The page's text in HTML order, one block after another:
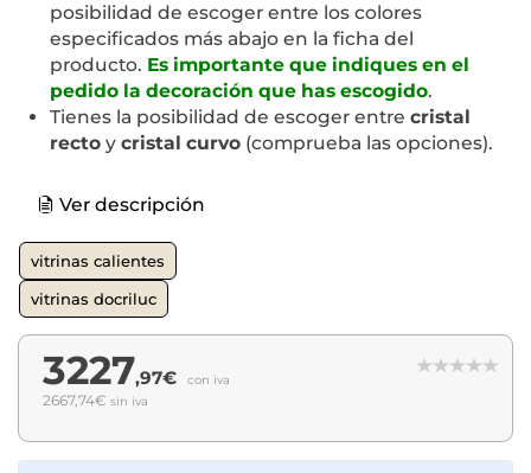
posibilidad de escoger entre los colores
especificados más abajo en la ficha del
producto. Es importante que indiques en el
pedido la decoración que has escogido.
Tienes la posibilidad de escoger entre cristal
recto y cristal curvo (comprueba las opciones).
Ver descripción
vitrinas calientes
vitrinas docriluc
3227,97€ con iva
2667,74€ sin iva